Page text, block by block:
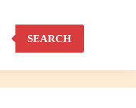
SEARCH